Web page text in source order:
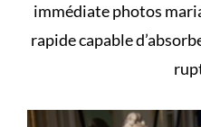
immédiate photos
rapide capable